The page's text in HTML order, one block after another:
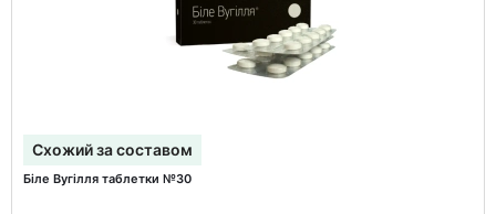
Схожий за составом
Біле Вугілля таблетки №30